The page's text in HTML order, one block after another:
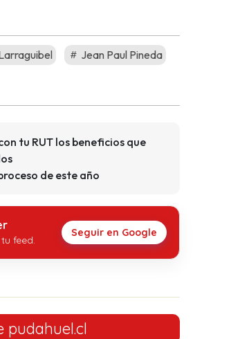
Jean Paul Pineda
tu RUT los beneficios que
de este año
feed.
Seguir en Google
pudahuel.cl